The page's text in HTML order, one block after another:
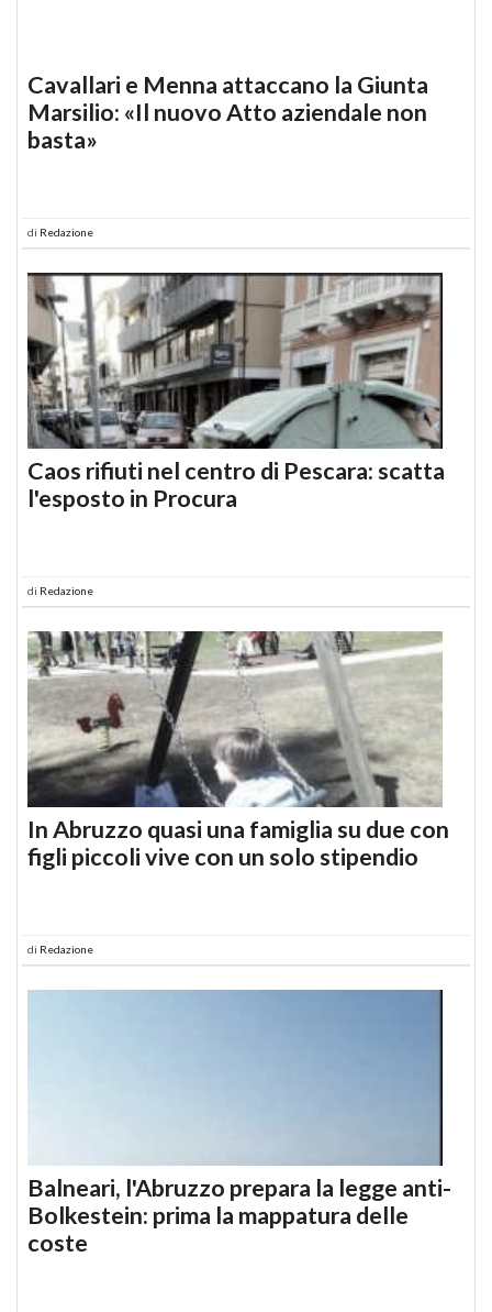
Cavallari e Menna attaccano la Giunta
Marsilio: «Il nuovo Atto aziendale non
basta»
di Redazione
Caos rifiuti nel centro di Pescara: scatta
l'esposto in Procura
di Redazione
In Abruzzo quasi una famiglia su due con
figli piccoli vive con un solo stipendio
di Redazione
Balneari, l'Abruzzo prepara la legge anti-
Bolkestein: prima la mappatura delle
coste